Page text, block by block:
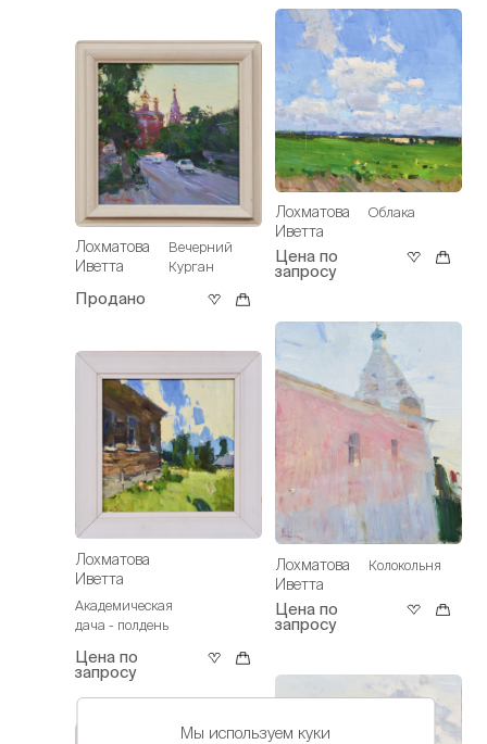
Лохматова
Иветта
Вечерний
Курган
Продано
Лохматова
Иветта
Академическая
дача - полдень
Цена по
запросу
Лохматова
Иветта
Облака
Цена по
запросу
Лохматова
Иветта
Колокольня
Цена по
запросу
Мы используем куки